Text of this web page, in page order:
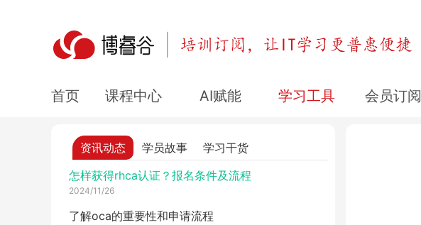
首页 课程中心 AI赋能 学习工具 会员订阅
资讯动态 学员故事 学习干货
Oracle培训课程——ocm认证
2024/11/29
2024/11/27
少？
2024/11/27
怎样获得rhca认证？报名条件及流程
2024/11/26
了解oca的重要性和申请流程